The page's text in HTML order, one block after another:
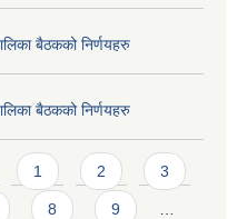
बैठकको निर्णयहरु
बैठकको निर्णयहरु
1 2 3
8 9